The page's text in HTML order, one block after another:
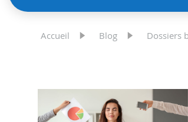
Accueil Blog Dossiers